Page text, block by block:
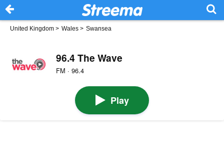
United Kingdom > Wales > Swansea
96.4 The Wave
FM · 96.4
Play